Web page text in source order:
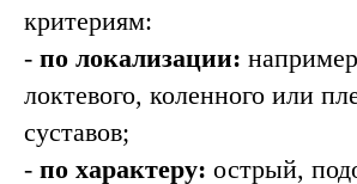
критериям:
- по локализации:
локтевого, коленного или
суставов;
- по характеру: острый,